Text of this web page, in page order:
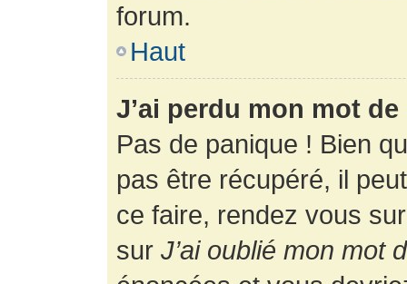
forum.
Haut
J’ai perdu mon mot
Pas de panique ! Bien
pas être récupéré, il
ce faire, rendez vous
sur J’ai oublié mon mot